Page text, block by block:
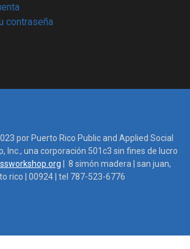
contraseña
por Puerto Rico Public and Applied Social
Inc., una corporación 501c3 sin fines de lucro
| 8 simón madera | san juan,
rico | 00924 | tel 787-523-6776